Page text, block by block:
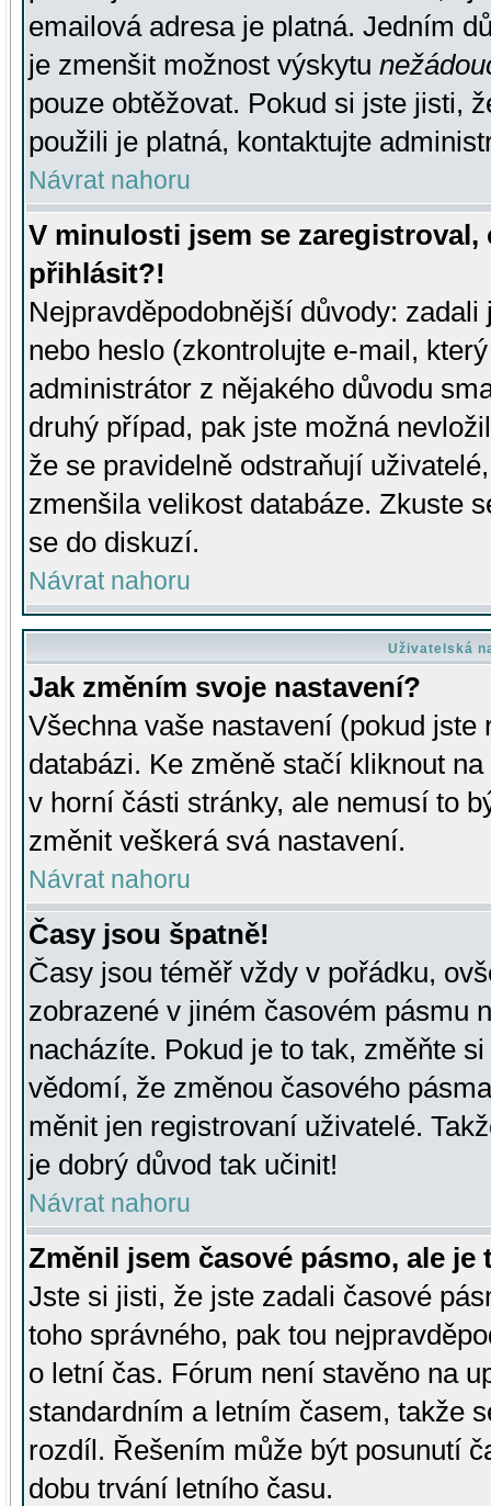
emailová adresa je platná. Jedním
je zmenšit možnost výskytu
pouze obtěžovat. Pokud si jste jisti,
použili je platná, kontaktujte
Návrat nahoru
V minulosti jsem se
přihlásit?!
Nejpravděpodobnější důvody:
nebo heslo (zkontrolujte e-mail,
administrátor z nějakého důvodu
druhý případ, pak jste možná
že se pravidelně odstraňují
zmenšila velikost databáze. Zkuste
se do diskuzí.
Návrat nahoru
Uživatelská
Jak změním svoje nastavení?
Všechna vaše nastavení (pokud
databázi. Ke změně stačí kliknout
v horní části stránky, ale nemusí to
změnit veškerá svá nastavení.
Návrat nahoru
Časy jsou špatně!
Časy jsou téměř vždy v pořádku,
zobrazené v jiném časovém pásmu
nacházíte. Pokud je to tak, změňte
vědomí, že změnou časového
měnit jen registrovaní uživatelé.
je dobrý důvod tak učinit!
Návrat nahoru
Změnil jsem časové pásmo, ale je
Jste si jisti, že jste zadali časové
toho správného, pak tou
o letní čas. Fórum není stavěno na
standardním a letním časem, takže
rozdíl. Řešením může být posunutí
dobu trvání letního času.